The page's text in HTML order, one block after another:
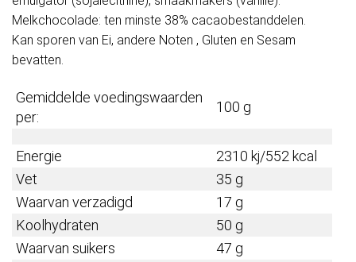
Melkchocolade: ten minste 38% cacaobestanddelen.
Kan sporen van Ei, andere Noten , Gluten en Sesam
bevatten.
Gemiddelde voedingswaarden
per:
100 g
Energie
2310 kj/552 kcal
Vet
35 g
Waarvan verzadigd
17 g
Koolhydraten
50 g
Waarvan suikers
47 g